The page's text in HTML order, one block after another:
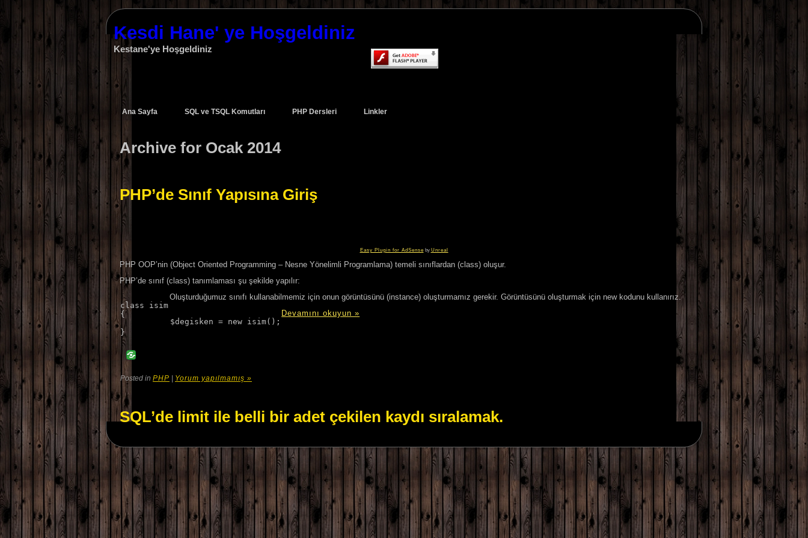
Kesdi Hane' ye Hoşgeldiniz
Kestane'ye Hoşgeldiniz
Ana Sayfa SQL ve TSQL Komutları PHP Dersleri Linkler
Archive for Ocak 2014
PHP’de Sınıf Yapısına Giriş
Easy Plugin for AdSense by Unreal
PHP OOP’nin (Object Oriented Programming – Nesne Yönelimli Programlama) temeli sınıflardan (class) oluşur.
PHP’de sınıf (class) tanımlaması şu şekilde yapılır:
class isim
{
}
Oluşturduğumuz sınıfı kullanabilmemiz için onun görüntüsünü (instance) oluşturmamız gerekir. Görüntüsünü oluşturmak için new kodunu kullanırız.
Devamını okuyun »
Posted in PHP | Yorum yapılmamış »
SQL’de limit ile belli bir adet çekilen kaydı sıralamak.